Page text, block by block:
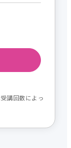
講回数によっ